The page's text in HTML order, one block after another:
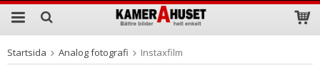
Produkten har blivit tillagd i varukorgen
Startsida Analog fotografi Instaxfilm